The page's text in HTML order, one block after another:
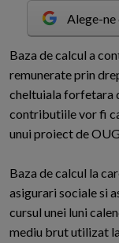
Alege-
Baza de calcul a
remunerate prin
cheltuiala forfetara
contributiile vor fi
unui proiect de
Baza de calcul la
asigurari sociale si
cursul unei luni
mediu brut utilizat